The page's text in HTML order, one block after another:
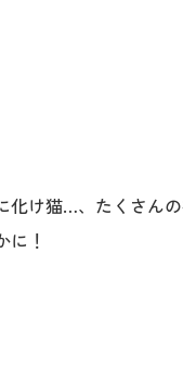
け猫…、たくさん
！